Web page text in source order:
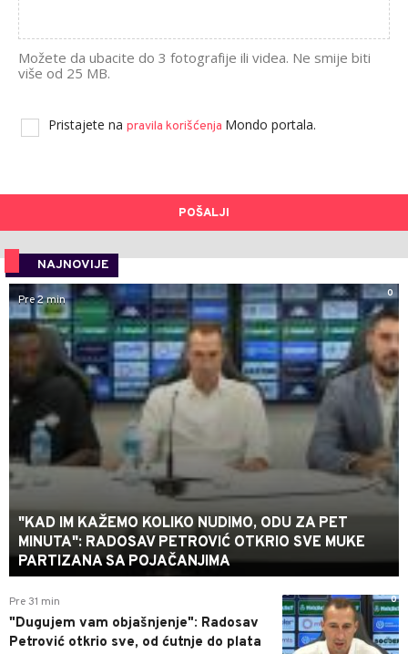
Možete da ubacite do 3 fotografije ili videa. Ne smije biti
više od 25 MB.
Pristajete na pravila korišćenja Mondo portala.
POŠALJI
NAJNOVIJE
0
Pre 2 min
"KAD IM KAŽEMO KOLIKO NUDIMO, ODU ZA PET
MINUTA": RADOSAV PETROVIĆ OTKRIO SVE MUKE
PARTIZANA SA POJAČANJIMA
0
Pre 31 min
"Dugujem vam objašnjenje": Radosav
Petrović otkrio sve, od ćutnje do plata